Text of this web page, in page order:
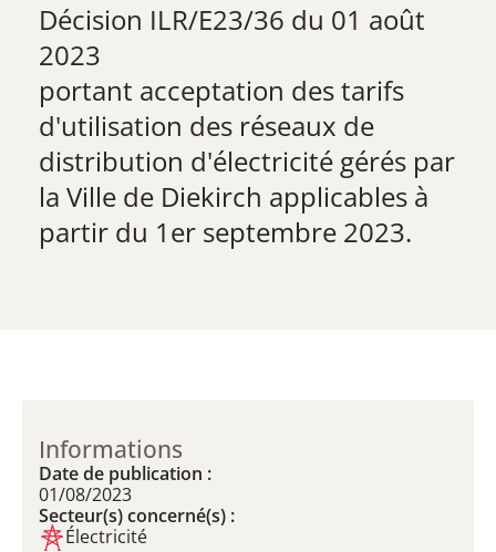
Décision ILR/E23/36 du 01 août
2023
​portant acceptation des tarifs
d'utilisation des réseaux de
distribution d'électricité gérés par
la Ville de Diekirch applicables à
partir du 1er septembre 2023.
Informations
Date de publication :
01/08/2023
Secteur(s) concerné(s) :
Électricité